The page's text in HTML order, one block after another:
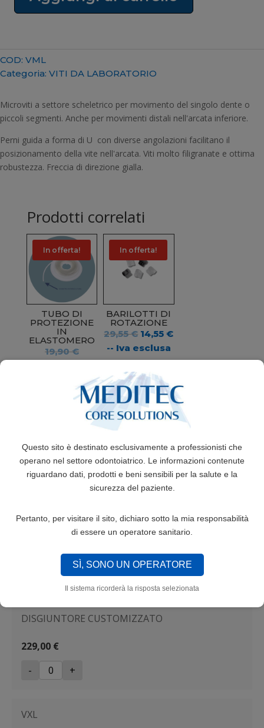
Questo sito è destinato esclusivamente a professionisti che
operano nel settore odontoiatrico. Le informazioni contenute
riguardano dati, prodotti e beni sensibili per la salute e la
sicurezza del paziente.
Pertanto, per visitare il sito, dichiaro sotto la mia responsabilità
di essere un operatore sanitario.
SÌ, SONO UN OPERATORE
Il sistema ricorderà la risposta selezionata
MEDIUM
quantità
COD: VML
Categoria: VITI DA LABORATORIO
Microviti a settore scheletrico per movimento del singolo dente o
piccoli segmenti. Anche per movimenti distali nell'arcata inferiore.
Perni guida a forma di U con diverse angolazioni facilitano il
posizionamento della vite nell'arcata. Viti molto filigranate e ottima
robustezza. Freccia di direzione gialla.
Prodotti correlati
In offerta!
TUBO DI
PROTEZIONE
IN
ELASTOMERO
19,90€Il
originale
era:
19,90 €.
prezzo
attuale
18,90 €.
In offerta!
BARILOTTI DI
ROTAZIONE
29,55€ Il
prezzo
originale
era:
29,55 €.
14,55€Il
attuale
14,55 €.
-- Iva esclusa
INTERMASCEL
35,60€ -- Iva
esclusa
DISGIUNTORE CUSTOMIZZATO
229,00 €
-
+
VXL